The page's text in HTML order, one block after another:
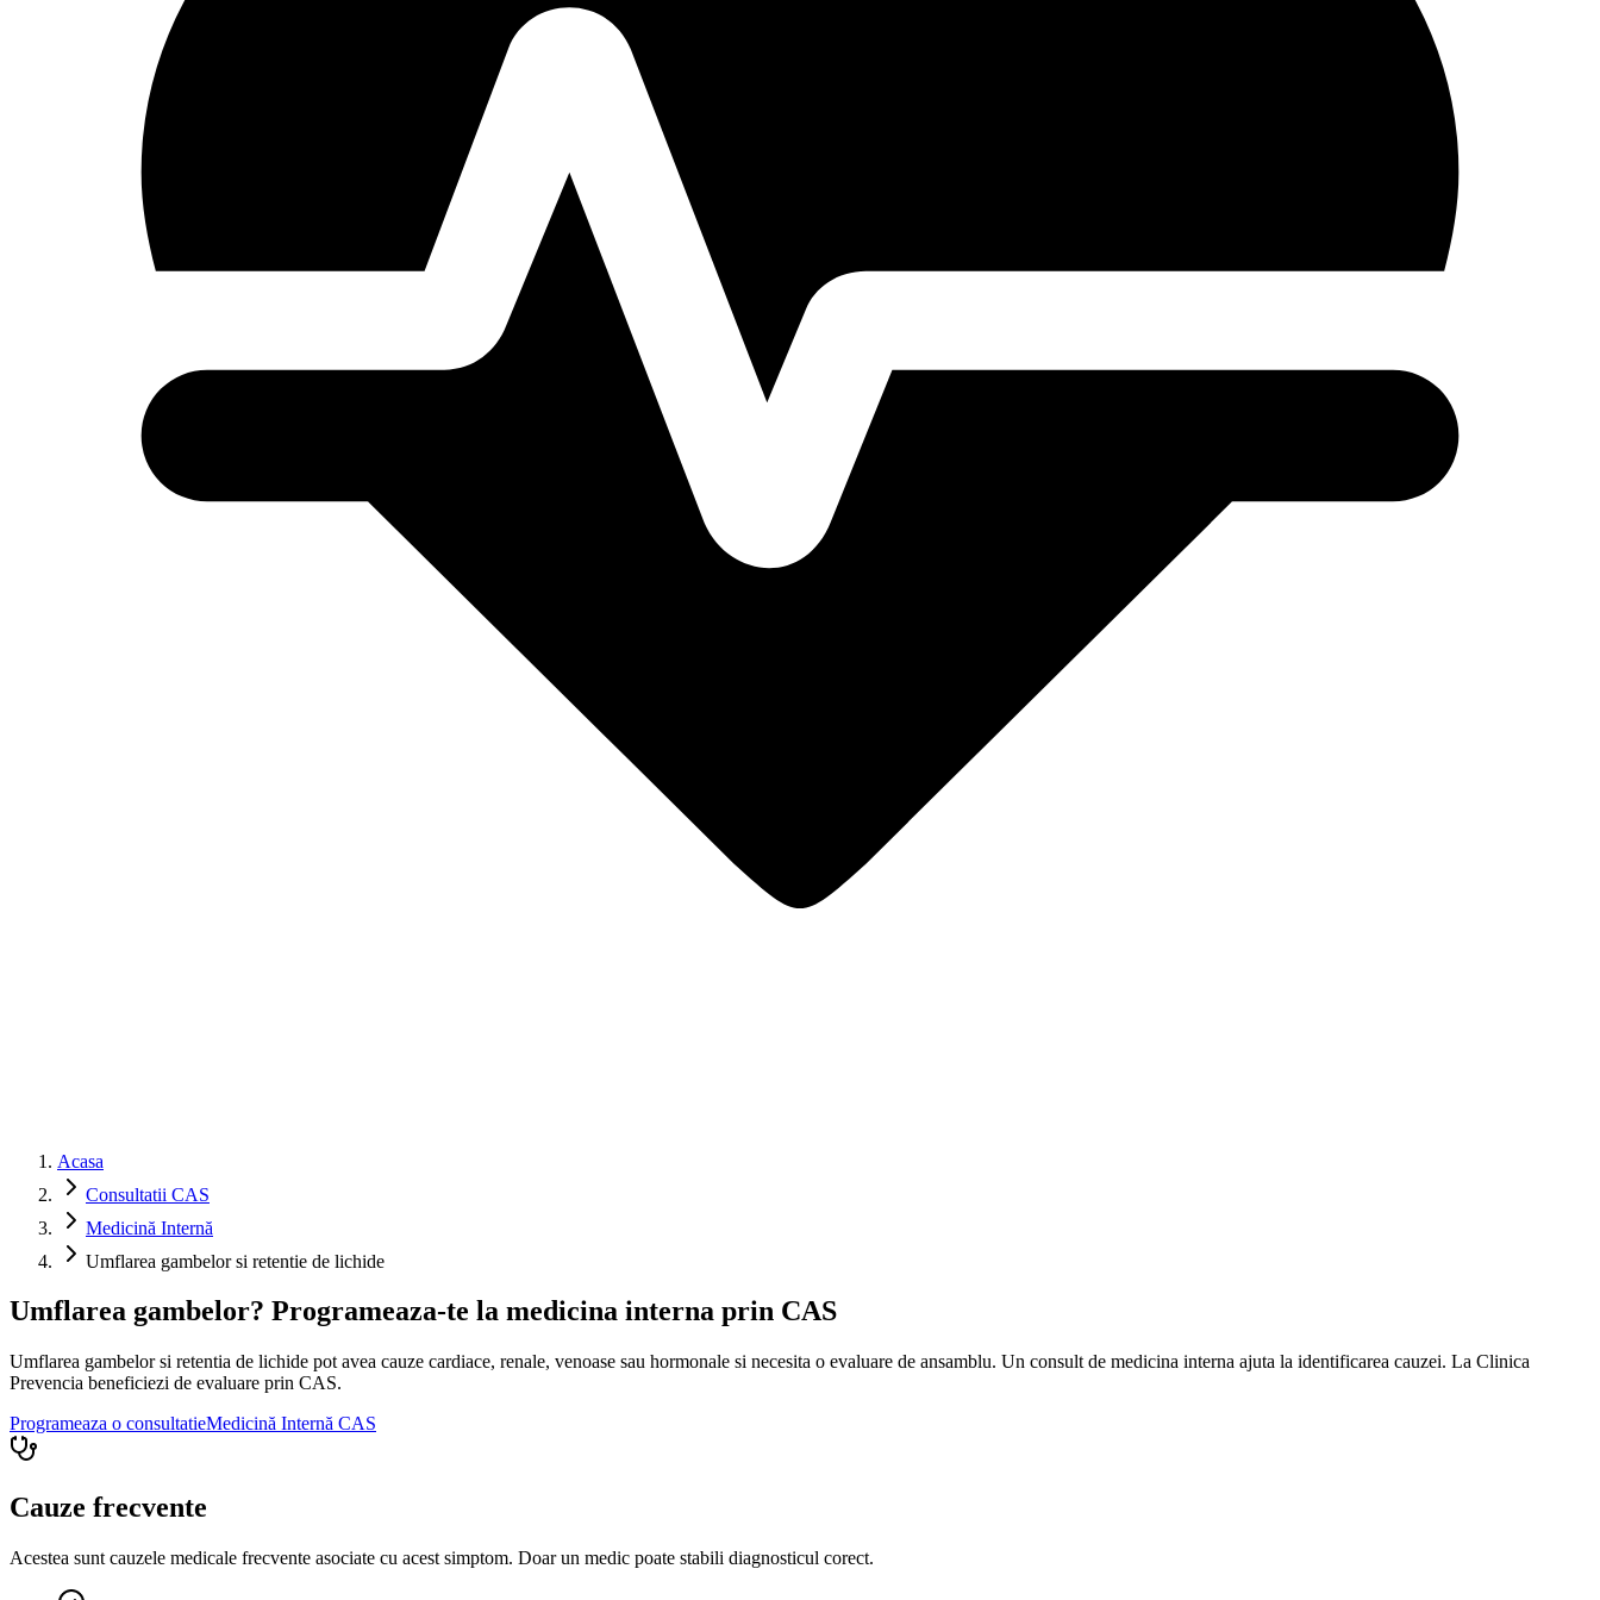
Acasa
Consultatii CAS
Medicină Internă
Umflarea gambelor si retentie de lichide
Umflarea gambelor? Programeaza-te la medicina interna prin CAS
Umflarea gambelor si retentia de lichide pot avea cauze cardiace, renale, venoase sau hormonale si necesita o evaluare de ansamblu. Un consult de medicina interna ajuta la identificarea cauzei. La Clinica
Prevencia beneficiezi de evaluare prin CAS.
Programeaza o consultatieMedicină Internă CAS
Cauze frecvente
Acestea sunt cauzele medicale frecvente asociate cu acest simptom. Doar un medic poate stabili diagnosticul corect.